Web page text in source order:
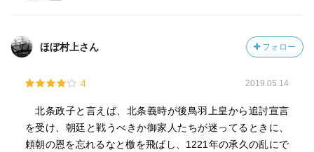
ほぼ村上さん フォロー
4 2019.05.14
北条政子と言えば、北条義時が後鳥羽上皇から追討宣言
を受け、朝廷と戦うべきか御家人たちが迷ってるときに、
頼朝の恩を忘れるなと檄を飛ばし、1221年の承久の乱にで